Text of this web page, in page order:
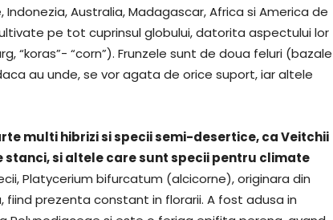
Australia, Madagascar, Africa si America de
pe tot cuprinsul globului, datorita aspectului lor
“koras”- “corn”). Frunzele sunt de doua feluri (bazale
au unde, se vor agata de orice suport, iar altele
multi hibrizi si specii semi-desertice, ca Veitchii
si altele care sunt specii pentru climate
Platycerium bifurcatum (alcicorne), originara din
fiind prezenta constant in florarii. A fost adusa in